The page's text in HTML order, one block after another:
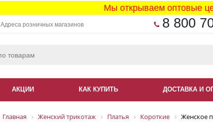
Мы открываем оптовые
Адреса розничных магазинов 8 800
АКЦИИ КАК КУПИТЬ ДОСТАВКА И
Главная Женский трикотаж Платья Короткие Женское